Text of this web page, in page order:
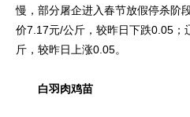
慢，部分屠企进入春节放假停杀阶
价7.17元/公斤，较昨日下跌0.05
斤，较昨日上涨0.05。
白羽肉鸡苗